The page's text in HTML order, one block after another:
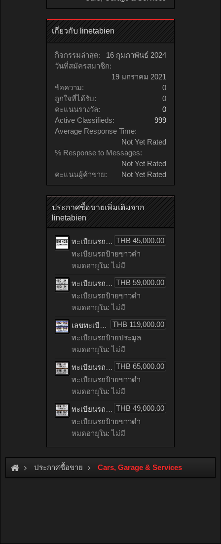
เกี่ยวกับ linetabien
กิจกรรมล่าสุด:
16 กุมภาพันธ์ 2024
วันที่สมัครสมาชิก:
19 มกราคม 2021
ข้อความ:
0
ถูกใจที่ได้รับ:
0
คะแนนรางวัล:
0
Active Classifieds:
999
Average Response Time:
Not Yet Rated
% Response to Messages:
Not Yet Rated
คะแนนผู้ค้าขาย:
Not Yet Rated
ประกาศซื้อขายเพิ่มเติมจาก
linetabien
THB 45,000.00
ทะเบียนรถเลขมงคล 4289 ทะเบียนรถ 4289 – 4ขพ 4289 ทะเบียนเลขสวย ราคาสุดคุ้ม
ทะเบียนรถป้ายขาวดำ
หมดอายุใน: ไม่มี
THB 59,000.00
ทะเบียนรถ 34 ทะเบียนรถ 34 – 4ขถ 34 เลขสวย ทะเบียนมงคล ผลรวมดี 14
ทะเบียนรถป้ายขาวดำ
หมดอายุใน: ไม่มี
THB 119,000.00
เลขทะเบียน 567 ป้ายประมูล ทะเบียนสวย 567 – 6กต 567 พร้อมส่งมอบ ราคาพิเศษ , 6กต 567
ทะเบียนรถป้ายประมูล
หมดอายุใน: ไม่มี
THB 65,000.00
ทะเบียนรถ 49 ผลรวมดีมาก 24 ทะเบียนรถ 49 – 4ขน 49 ทะเบียนมงคล สำหรับคุณ
ทะเบียนรถป้ายขาวดำ
หมดอายุใน: ไม่มี
THB 49,000.00
ทะเบียนรถ ราคาสุดคุ้ม เลข 100 ทะเบียนรถ 100 – 4ขพ 100 ผลรวมดี 15 ทะเบียนเลขสวย กรมขนส่งฯ
ทะเบียนรถป้ายขาวดำ
หมดอายุใน: ไม่มี
ประกาศซื้อขาย Cars, Garage & Services